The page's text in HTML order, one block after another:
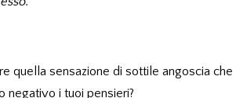
quella sensazione di sottile angoscia che
negativo i tuoi pensieri?